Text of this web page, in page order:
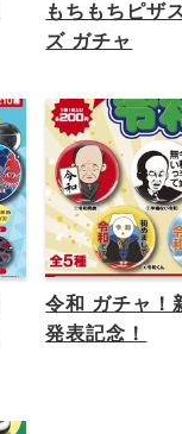
もちもちピザ
ズ ガチャ
令和 ガチャ！
発表記念！